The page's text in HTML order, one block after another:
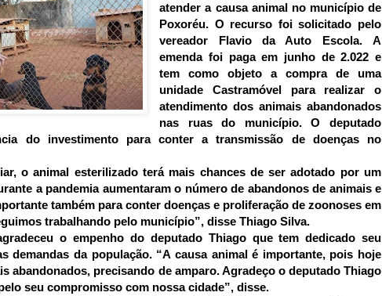
atender a causa animal no município de
Poxoréu. O recurso foi solicitado pelo
vereador Flavio da Auto Escola. A
emenda foi paga em junho de 2.022 e
tem como objeto a compra de uma
unidade Castramóvel para realizar o
atendimento dos animais abandonados
nas ruas do município. O deputado
do investimento para conter a transmissão de doenças no
o animal esterilizado terá mais chances de ser adotado por um
a pandemia aumentaram o número de abandonos de animais e
também para conter doenças e proliferação de zoonoses em
trabalhando pelo município”, disse Thiago Silva.
o empenho do deputado Thiago que tem dedicado seu
demandas da população. “A causa animal é importante, pois hoje
abandonados, precisando de amparo. Agradeço o deputado Thiago
seu compromisso com nossa cidade”, disse.